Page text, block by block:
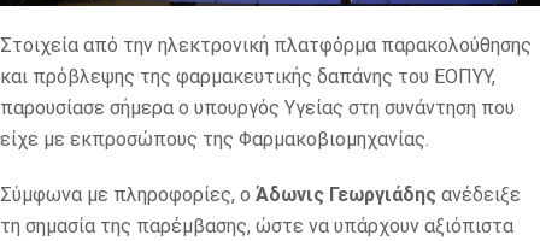
Στοιχεία από την ηλεκτρονική πλατφόρμα παρακολούθησης
και πρόβλεψης της φαρμακευτικής δαπάνης του ΕΟΠΥΥ,
παρουσίασε σήμερα ο υπουργός Υγείας στη συνάντηση που
είχε με εκπροσώπους της Φαρμακοβιομηχανίας.
Σύμφωνα με πληροφορίες, ο Άδωνις Γεωργιάδης ανέδειξε
τη σημασία της παρέμβασης, ώστε να υπάρχουν αξιόπιστα